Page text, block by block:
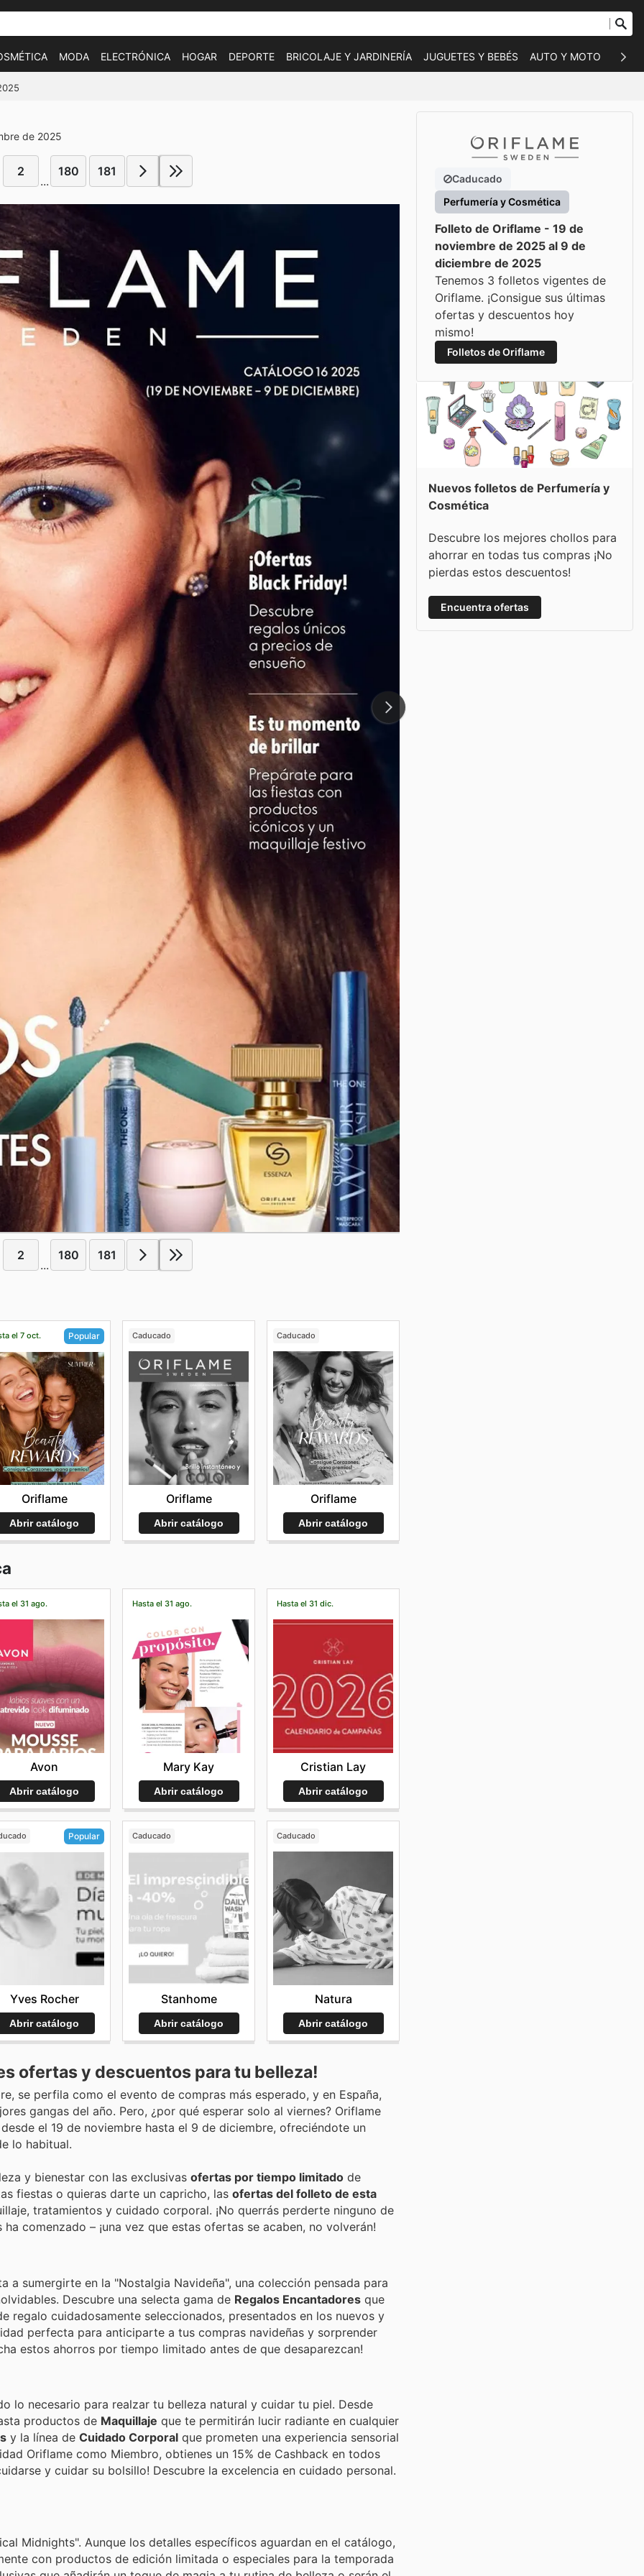
MODA ELECTRÓNICA HOGAR DEPORTE BRICOLAJE Y JARDINERÍA JUGUETES Y BEBÉS AUTO Y MOTO
de 2025
2
...
180 181
2
...
180 181
el 7 oct. Popular
Oriflame
Abrir catálogo
Caducado
Oriflame
Abrir catálogo
Caducado
Oriflame
Abrir catálogo
el 31 ago.
Avon
Abrir catálogo
Hasta el 31 ago.
Mary Kay
Abrir catálogo
Hasta el 31 dic.
Cristian Lay
Abrir catálogo
Popular
Yves Rocher
Abrir catálogo
Caducado
Stanhome
Abrir catálogo
Caducado
Natura
Abrir catálogo
ofertas y descuentos para tu belleza!
se perfila como el evento de compras más esperado, y en España,
gangas del año. Pero, ¿por qué esperar solo al viernes? Oriflame
el 19 de noviembre hasta el 9 de diciembre, ofreciéndote un
lo habitual.
y bienestar con las exclusivas ofertas por tiempo limitado de
fiestas o quieras darte un capricho, las ofertas del folleto de esta
tratamientos y cuidado corporal. ¡No querrás perderte ninguno de
ha comenzado – ¡una vez que estas ofertas se acaben, no volverán!
a sumergirte en la "Nostalgia Navideña", una colección pensada para
Descubre una selecta gama de Regalos Encantadores que
regalo cuidadosamente seleccionados, presentados en los nuevos y
perfecta para anticiparte a tus compras navideñas y sorprender
estos ahorros por tiempo limitado antes de que desaparezcan!
lo necesario para realzar tu belleza natural y cuidar tu piel. Desde
productos de Maquillaje que te permitirán lucir radiante en cualquier
y la línea de Cuidado Corporal que prometen una experiencia sensorial
Oriflame como Miembro, obtienes un 15% de Cashback en todos
y cuidar su bolsillo! Descubre la excelencia en cuidado personal.
Midnights". Aunque los detalles específicos aguardan en el catálogo,
con productos de edición limitada o especiales para la temporada
Caducado
Perfumería y Cosmética
Folleto de Oriflame - 19 de
noviembre de 2025 al 9 de
diciembre de 2025
Tenemos 3 folletos vigentes de
Oriflame. ¡Consigue sus últimas
ofertas y descuentos hoy
mismo!
Folletos de Oriflame
Nuevos folletos de Perfumería y
Cosmética
Descubre los mejores chollos para
ahorrar en todas tus compras ¡No
pierdas estos descuentos!
Encuentra ofertas